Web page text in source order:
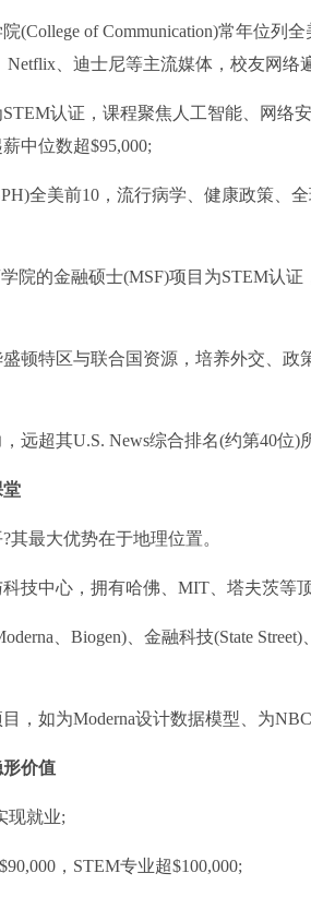
of Communication)常年位列
、迪士尼等主流媒体，校友网络
认证，课程聚焦人工智能、网络
中位数超$95,000;
全美前10，流行病学、健康政策、全
的金融硕士(MSF)项目为STEM认证
特区与联合国资源，培养外交、政
超其U.S. News综合排名(约第40位)
堂
最大优势在于地理位置。
中心，拥有哈佛、MIT、塔夫茨等顶
、Biogen)、金融科技(State
如为Moderna设计数据模型、为NBC
形价值
就业;
，STEM专业超$100,000;